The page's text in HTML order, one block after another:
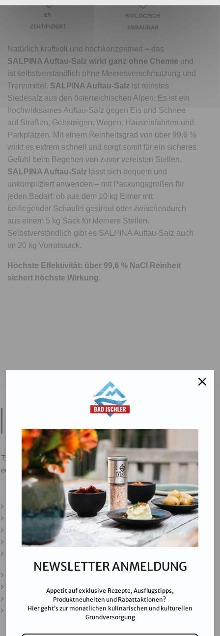
EN
ZERTIFIZIERT
BIOLOGISCH
ABBAUBAR
Natürlich kraftvoll und hochkonzentriert – das
SALPINA Auftau-Salz wirkt ganz ohne Chemie und
ist selbstverständlich ohne Meeresverschmutzung und
Trennmittel. SALPINA Auftau-Salz ist reinstes
Siedesalz aus den österreichischen Alpen. Es ist ein
hochwirksames Auftau-Salz gegen Eis und Schnee
auf Straßen, Gehsteigen, Wegen, Hauseinfahrten und
Parkplätzen. Mit einem Reinheitsgrad von über 99,6 %
wirkt es extrem schnell und sorgt somit für ein sicheres
Gefühl beim Begehen von zuvor vereisten Stellen.
SALPINA Auftau-Salz lässt sich bequem und
unkompliziert anwenden – mit Packungsgrößen für
jeden Bedarf: ob aus dem 10 kg Eimer mit
beiliegender Schaufel gestreut oder zwischendurch
aus einem 5 kg Sack für kleinere Stellen.
Selbstverständlich gibt es SALPINA Auftau-Salz auch
im 20 kg Vorratssack.
Höchste Effektivität: über 99,6 % NaCI Reinheit
sichert höchste Wirkung.
Salinen Austria Aktiengesellschaft
4802 Ebensee am Traunsee,AUSTRIA
T:
+43 676 87812208
ecommerce@salinen.com
Kontakt
Downloads
Presse
Partner & Friends
NEWSLETTER ANMELDUNG
Appetit auf exklusive Rezepte, Ausflugstipps,
Produktneuheiten und Rabattaktionen?
Hier geht’s zur monatlichen kulinarischen und kulturellen
Grundversorgung